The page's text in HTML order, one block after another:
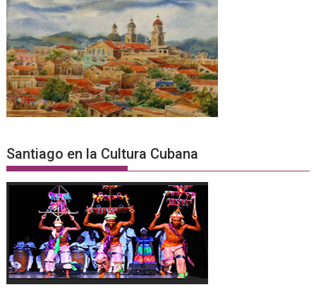
Santiago en la Cultura Cubana